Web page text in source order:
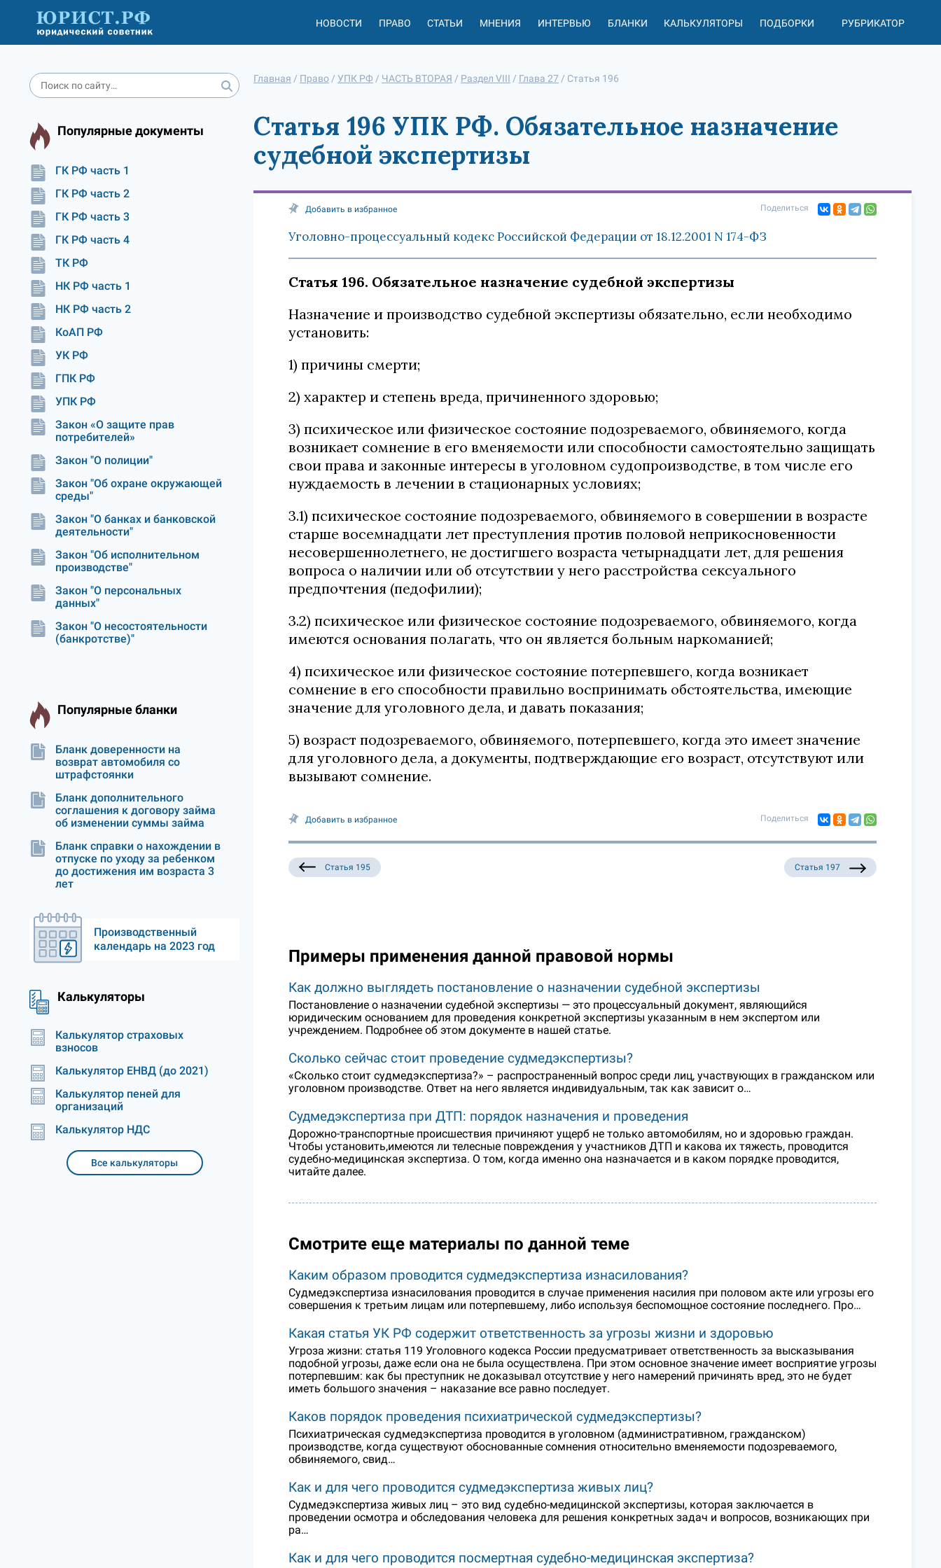
НОВОСТИ ПРАВО СТАТЬИ МНЕНИЯ ИНТЕРВЬЮ БЛАНКИ КАЛЬКУЛЯТОРЫ ПОДБОРКИ РУБРИКАТОР
Популярные документы
ГК РФ часть 1
ГК РФ часть 2
ГК РФ часть 3
ГК РФ часть 4
ТК РФ
НК РФ часть 1
НК РФ часть 2
КоАП РФ
УК РФ
ГПК РФ
УПК РФ
Закон «О защите прав
потребителей»
Закон "О полиции"
Закон "Об охране окружающей
среды"
Закон "О банках и банковской
деятельности"
Закон "Об исполнительном
производстве"
Закон "О персональных
данных"
Закон "О несостоятельности
(банкротстве)"
Популярные бланки
Бланк доверенности на
возврат автомобиля со
штрафстоянки
Бланк дополнительного
соглашения к договору займа
об изменении суммы займа
Бланк справки о нахождении в
отпуске по уходу за ребенком
до достижения им возраста 3
лет
Производственный
календарь на 2023 год
Калькуляторы
Калькулятор страховых
взносов
Калькулятор ЕНВД (до 2021)
Калькулятор пеней для
организаций
Калькулятор НДС
Все калькуляторы
Главная / Право / УПК РФ / ЧАСТЬ ВТОРАЯ / Раздел VIII / Глава 27 / Статья 196
Статья 196 УПК РФ. Обязательное назначение
судебной экспертизы
Добавить в избранное Поделиться
Уголовно-процессуальный кодекс Российской Федерации от 18.12.2001 N 174-ФЗ
Статья 196. Обязательное назначение судебной экспертизы
Назначение и производство судебной экспертизы обязательно, если необходимо
установить:
1) причины смерти;
2) характер и степень вреда, причиненного здоровью;
3) психическое или физическое состояние подозреваемого, обвиняемого, когда
возникает сомнение в его вменяемости или способности самостоятельно защищать
свои права и законные интересы в уголовном судопроизводстве, в том числе его
нуждаемость в лечении в стационарных условиях;
3.1) психическое состояние подозреваемого, обвиняемого в совершении в возрасте
старше восемнадцати лет преступления против половой неприкосновенности
несовершеннолетнего, не достигшего возраста четырнадцати лет, для решения
вопроса о наличии или об отсутствии у него расстройства сексуального
предпочтения (педофилии);
3.2) психическое или физическое состояние подозреваемого, обвиняемого, когда
имеются основания полагать, что он является больным наркоманией;
4) психическое или физическое состояние потерпевшего, когда возникает
сомнение в его способности правильно воспринимать обстоятельства, имеющие
значение для уголовного дела, и давать показания;
5) возраст подозреваемого, обвиняемого, потерпевшего, когда это имеет значение
для уголовного дела, а документы, подтверждающие его возраст, отсутствуют или
вызывают сомнение.
Добавить в избранное Поделиться
Статья 195 Статья 197
Примеры применения данной правовой нормы
Как должно выглядеть постановление о назначении судебной экспертизы
Постановление о назначении судебной экспертизы — это процессуальный документ, являющийся
юридическим основанием для проведения конкретной экспертизы указанным в нем экспертом или
учреждением. Подробнее об этом документе в нашей статье.
Сколько сейчас стоит проведение судмедэкспертизы?
«Сколько стоит судмедэкспертиза?» – распространенный вопрос среди лиц, участвующих в гражданском или
уголовном производстве. Ответ на него является индивидуальным, так как зависит о…
Судмедэкспертиза при ДТП: порядок назначения и проведения
Дорожно-транспортные происшествия причиняют ущерб не только автомобилям, но и здоровью граждан.
Чтобы установить,имеются ли телесные повреждения у участников ДТП и какова их тяжесть, проводится
судебно-медицинская экспертиза. О том, когда именно она назначается и в каком порядке проводится,
читайте далее.
Смотрите еще материалы по данной теме
Каким образом проводится судмедэкспертиза изнасилования?
Судмедэкспертиза изнасилования проводится в случае применения насилия при половом акте или угрозы его
совершения к третьим лицам или потерпевшему, либо используя беспомощное состояние последнего. Про…
Какая статья УК РФ содержит ответственность за угрозы жизни и здоровью
Угроза жизни: статья 119 Уголовного кодекса России предусматривает ответственность за высказывания
подобной угрозы, даже если она не была осуществлена. При этом основное значение имеет восприятие угрозы
потерпевшим: как бы преступник не доказывал отсутствие у него намерений причинять вред, это не будет
иметь большого значения – наказание все равно последует.
Каков порядок проведения психиатрической судмедэкспертизы?
Психиатрическая судмедэкспертиза проводится в уголовном (административном, гражданском)
производстве, когда существуют обоснованные сомнения относительно вменяемости подозреваемого,
обвиняемого, свид…
Как и для чего проводится судмедэкспертиза живых лиц?
Судмедэкспертиза живых лиц – это вид судебно-медицинской экспертизы, которая заключается в
проведении осмотра и обследования человека для решения конкретных задач и вопросов, возникающих при
ра…
Как и для чего проводится посмертная судебно-медицинская экспертиза?